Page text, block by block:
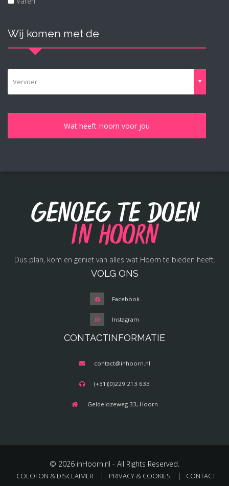
Wij komen met de
Vervoer
Genoeg te doen
in Hoorn
Dus plan, kom en geniet van alles wat Hoorn te bieden heeft.
VOLG ONS
Facebook
Instagram
CONTACTINFORMATIE
contact@inhoorn.nl
(+31)(0)229 213 633
Geldelozeweg 33, Hoorn
© 2026 inHoorn.nl - All Rights Reserved.
COLOFON & DISCLAIMER PRIVACY & COOKIES CONTACT